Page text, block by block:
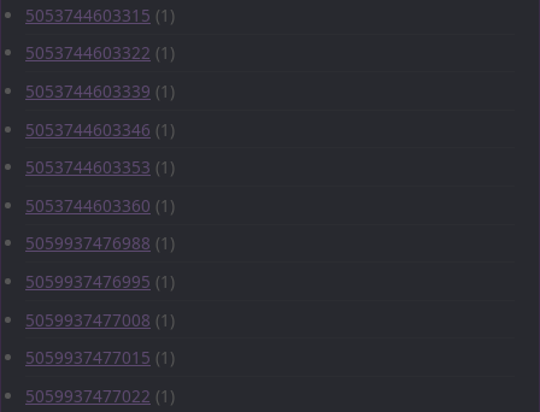
5053744603315 (1)
5053744603322 (1)
5053744603339 (1)
5053744603346 (1)
5053744603353 (1)
5053744603360 (1)
5059937476988 (1)
5059937476995 (1)
5059937477008 (1)
5059937477015 (1)
5059937477022 (1)